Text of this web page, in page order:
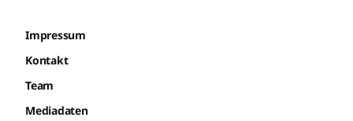
Impressum
Kontakt
Team
Mediadaten